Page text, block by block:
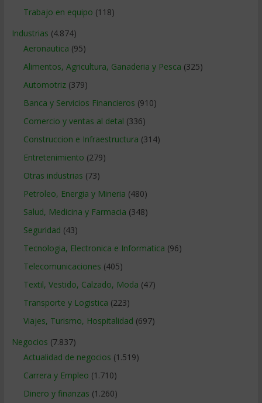
Trabajo en equipo (118)
Industrias (4.874)
Aeronautica (95)
Alimentos, Agricultura, Ganaderia y Pesca (325)
Automotriz(379)
Banca y Servicios Financieros (910)
Comercio y ventas al detal (336)
Construccion e Infraestructura (314)
Entretenimiento (279)
Otras industrias (73)
Petroleo, Energia y Mineria (480)
Salud, Medicina y Farmacia (348)
Seguridad (43)
Tecnologia, Electronica e Informatica (96)
Telecomunicaciones (405)
Textil, Vestido, Calzado, Moda (47)
Transporte y Logistica (223)
Viajes, Turismo, Hospitalidad (697)
Negocios (7.837)
Actualidad de negocios (1.519)
Carrera y Empleo (1.710)
Dinero y finanzas (1.260)